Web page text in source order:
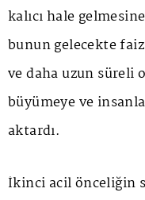
kalıcı hale
bunun gelecekte
ve daha uzun süreli
büyümeye ve
aktardı.
İkinci acil önceliğin